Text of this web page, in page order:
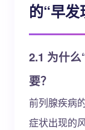
的“早发
2.1 为什
要？
前列腺疾病
症状出现的风